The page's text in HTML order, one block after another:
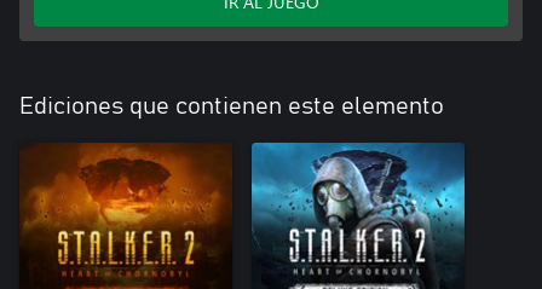
Ediciones que contienen este elemento